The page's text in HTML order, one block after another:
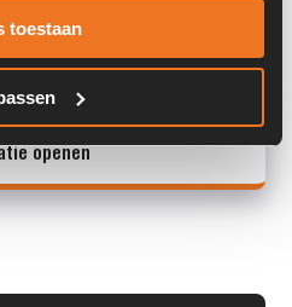
toestaan
openen